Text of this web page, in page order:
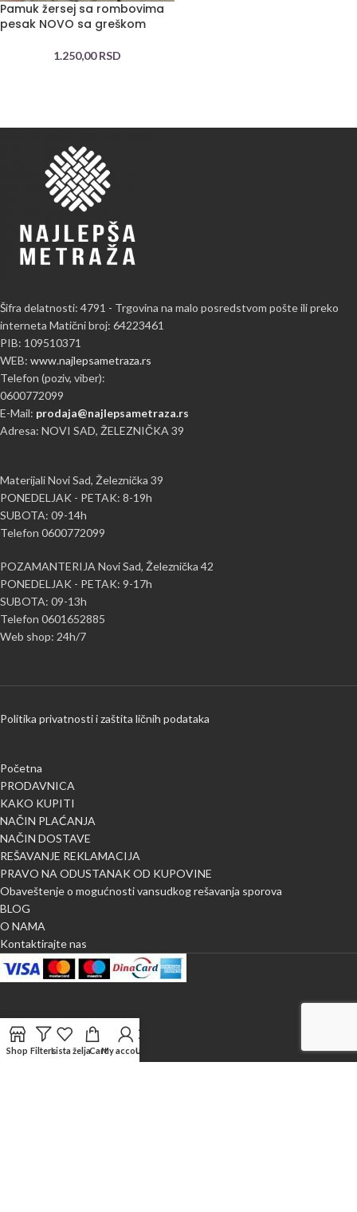
Pamuk žersej sa rombovima
pesak NOVO sa greškom
1.250,00RSD
Šifra delatnosti: 4791 - Trgovina na malo posredstvom pošte ili preko
interneta Matični broj: 64223461
PIB: 109510371
WEB: www.najlepsametraza.rs
Telefon (poziv, viber):
0600772099
E-Mail: prodaja@najlepsametraza.rs
Adresa: NOVI SAD, ŽELEZNIČKA 39
Materijali Novi Sad, Železnička 39
PONEDELJAK - PETAK: 8-19h
SUBOTA: 09-14h
Telefon 0600772099
POZAMANTERIJA Novi Sad, Železnička 42
PONEDELJAK - PETAK: 9-17h
SUBOTA: 09-13h
Telefon 0601652885
Web shop: 24h/7
Politika privatnosti i zaštita ličnih podataka
Početna
PRODAVNICA
KAKO KUPITI
NAČIN PLAĆANJA
NAČIN DOSTAVE
REŠAVANJE REKLAMACIJA
PRAVO NA ODUSTANAK OD KUPOVINE
Obaveštenje o mogućnosti vansudkog rešavanja sporova
BLOG
O NAMA
Kontaktirajte nas
Shop FiltersLista željaCartMy accountUporedi